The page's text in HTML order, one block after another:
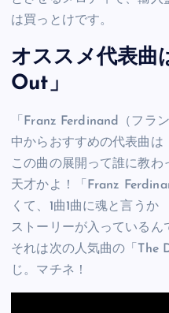
は買っとけです。
オススメ代表曲
Out」
「Franz Ferdinand（フラ
中からおすすめの代表曲は
この曲の展開って誰に教わ
天才かよ！「Franz
くて、1曲1曲に魂と言うか
ストーリーが入っているん
それは次の人気曲の「The
じ。マチネ！